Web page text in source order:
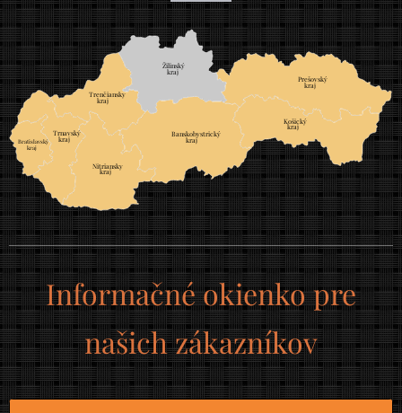
Bratislavský
kraj
Trnavský
kraj
Nitriansky
kraj
Trenčiansky
kraj
Banskobystrický
kraj
Košický
kraj
Prešovský
kraj
Žilinský
kraj
Informačné okienko pre
našich zákazníkov